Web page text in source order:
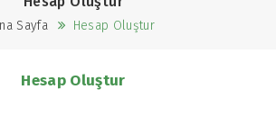
Sayfa Hesap Oluştur
Hesap Oluştur